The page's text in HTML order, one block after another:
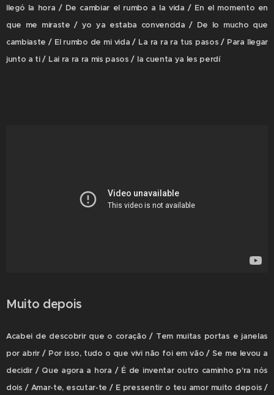
llegó la hora / De cambiar el rumbo a la vida / En el momento en
que me miraste / yo ya estaba convencida / De lo mucho que
cambiaste / El rumbo de mi vida / La ra ra ra tus pasos / Para llegar
junto a ti / Lai ra ra ra mis pasos / la cuenta ya les perdí
Muito depois
Acabei de descobrir que o coração / Tem muitas portas e janelas
por abrir / Por isso, tudo o que vivi não foi em vão / Se me levou a
decidir / Que agora a hora / É de inventar outro caminho p'ra nós
dois / Amar-te, escutar-te / E pressentir o teu amor muito depois /